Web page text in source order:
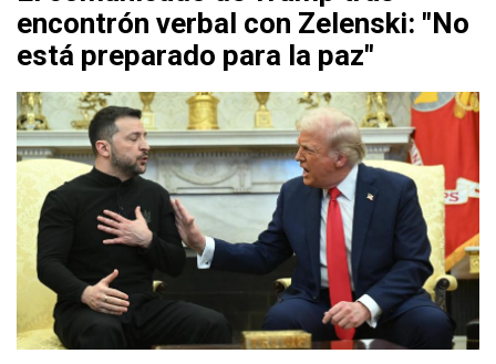
encontrón verbal con Zelenski: "No
está preparado para la paz"